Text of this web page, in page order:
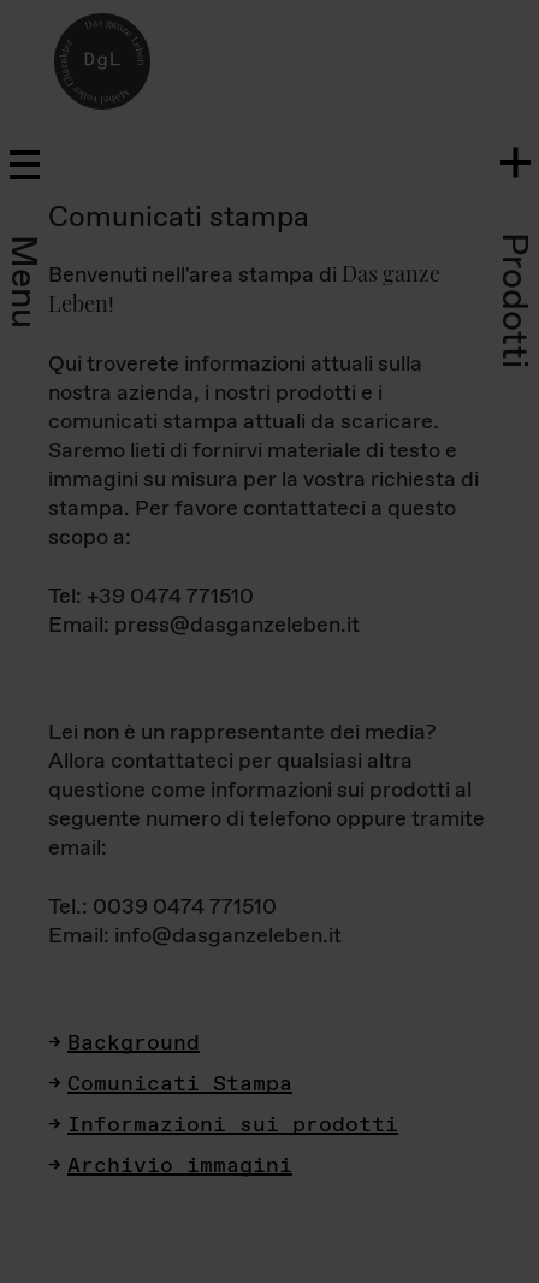
Menu Prodotti
Comunicati stampa
Benvenuti nell'area stampa di Das ganze
Leben!
Qui troverete informazioni attuali sulla
nostra azienda, i nostri prodotti e i
comunicati stampa attuali da scaricare.
Saremo lieti di fornirvi materiale di testo e
immagini su misura per la vostra richiesta di
stampa. Per favore contattateci a questo
scopo a:
Tel: +39 0474 771510
Email: press@dasganzeleben.it
Lei non è un rappresentante dei media?
Allora contattateci per qualsiasi altra
questione come informazioni sui prodotti al
seguente numero di telefono oppure tramite
email:
Tel.: 0039 0474 771510
Email: info@dasganzeleben.it
Background
Comunicati Stampa
Informazioni sui prodotti
Archivio immagini